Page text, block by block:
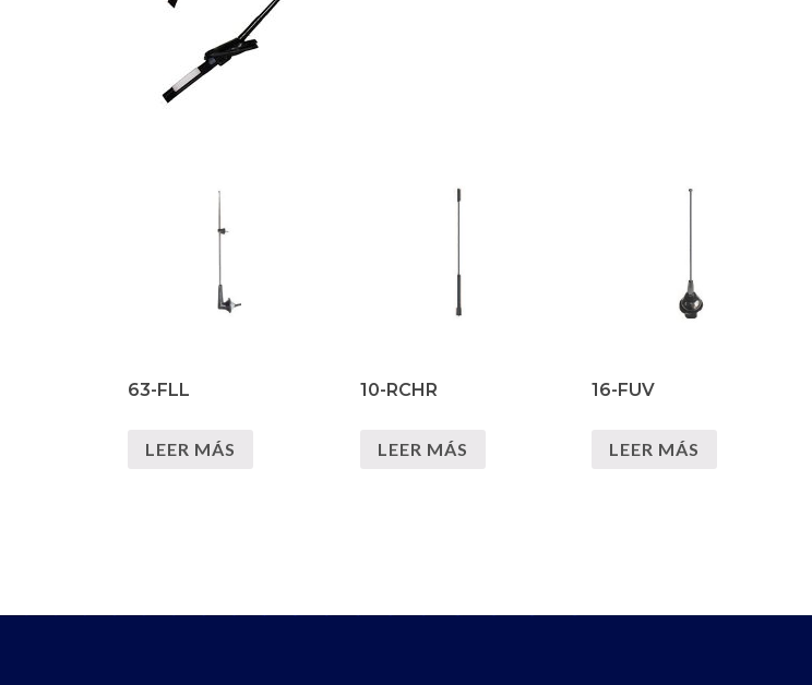
63-FLL
LEER MÁS
10-RCHR
LEER MÁS
16-FUV
LEER MÁS